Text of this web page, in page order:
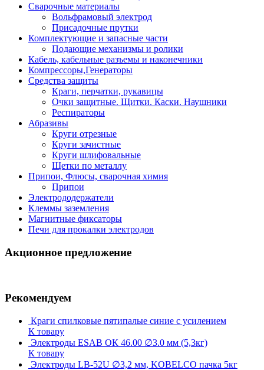
Сварочные материалы
Вольфрамовый электрод
Присадочные прутки
Комплектующие и запасные части
Подающие механизмы и ролики
Кабель, кабельные разъемы и наконечники
Компрессоры,Генераторы
Средства защиты
Краги, перчатки, рукавицы
Очки защитные. Щитки. Каски. Наушники
Респираторы
Абразивы
Круги отрезные
Круги зачистные
Круги шлифовальные
Щетки по металлу
Припои, Флюсы, сварочная химия
Припои
Электрододержатели
Клеммы заземления
Магнитные фиксаторы
Печи для прокалки электродов
Акционное предложение
Рекомендуем
Краги спилковые пятипалые синие с усилением
К товару
Электроды ESAB ОК 46.00 ∅3.0 мм (5,3кг)
К товару
Электроды LB-52U ∅3,2 мм, KOBELCO пачка 5кг